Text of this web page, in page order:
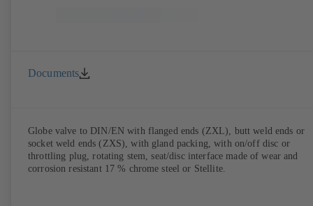
Documents
Globe valve to DIN/EN with flanged ends (ZXL), butt weld ends or
socket weld ends (ZXS), with gland packing, with on/off disc or
throttling plug, rotating stem, seat/disc interface made of wear and
corrosion resistant 17 % chrome steel or Stellite.